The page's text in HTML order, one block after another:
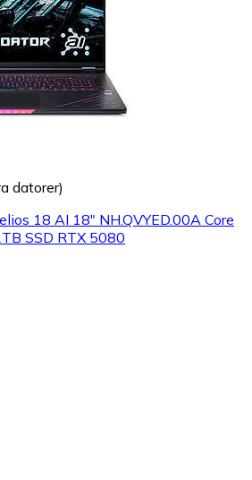
datorer)
18 AI 18" NH.QVYED.00A Core
SSD RTX 5080